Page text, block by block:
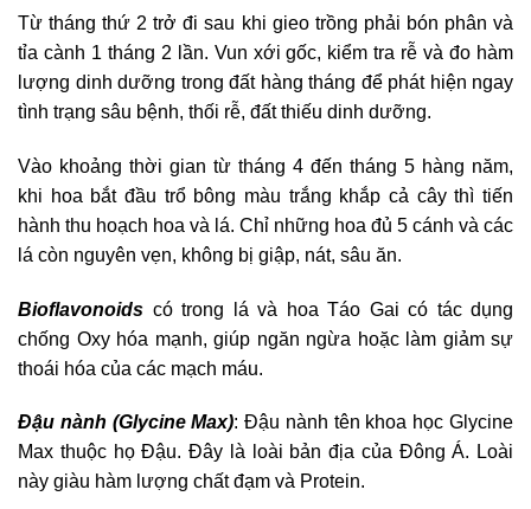
Từ tháng thứ 2 trở đi sau khi gieo trồng phải bón phân và
tỉa cành 1 tháng 2 lần. Vun xới gốc, kiểm tra rễ và đo hàm
lượng dinh dưỡng trong đất hàng tháng để phát hiện ngay
tình trạng sâu bệnh, thối rễ, đất thiếu dinh dưỡng.
Vào khoảng thời gian từ tháng 4 đến tháng 5 hàng năm,
khi hoa bắt đầu trổ bông màu trắng khắp cả cây thì tiến
hành thu hoạch hoa và lá. Chỉ những hoa đủ 5 cánh và các
lá còn nguyên vẹn, không bị giập, nát, sâu ăn.
Bioflavonoids có trong lá và hoa Táo Gai có tác dụng
chống Oxy hóa mạnh, giúp ngăn ngừa hoặc làm giảm sự
thoái hóa của các mạch máu.
Đậu nành (Glycine Max): Đậu nành tên khoa học Glycine
Max thuộc họ Đậu. Đây là loài bản địa của Đông Á. Loài
này giàu hàm lượng chất đạm và Protein.